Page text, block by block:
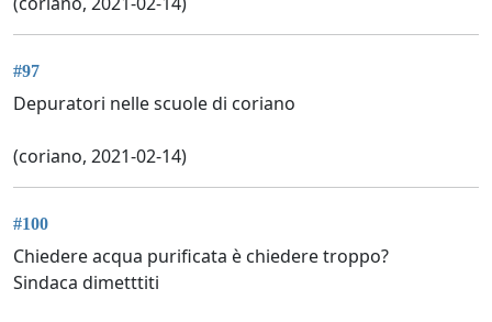
#97
Depuratori nelle scuole di coriano
(coriano, 2021-02-14)
#100
Chiedere acqua purificata è chiedere troppo?
Sindaca dimetttiti